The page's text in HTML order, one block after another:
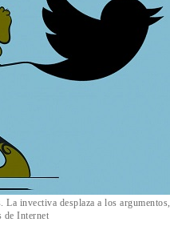
La invectiva desplaza a los argumentos,
de Internet